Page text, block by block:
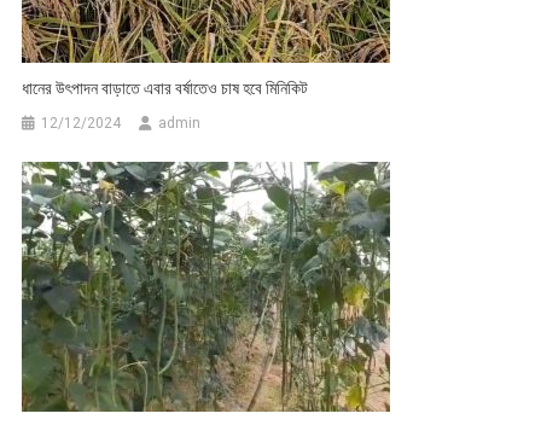
ধানের উৎপাদন বাড়াতে এবার বর্ষাতেও চাষ হবে মিনিকিট
12/12/2024 admin